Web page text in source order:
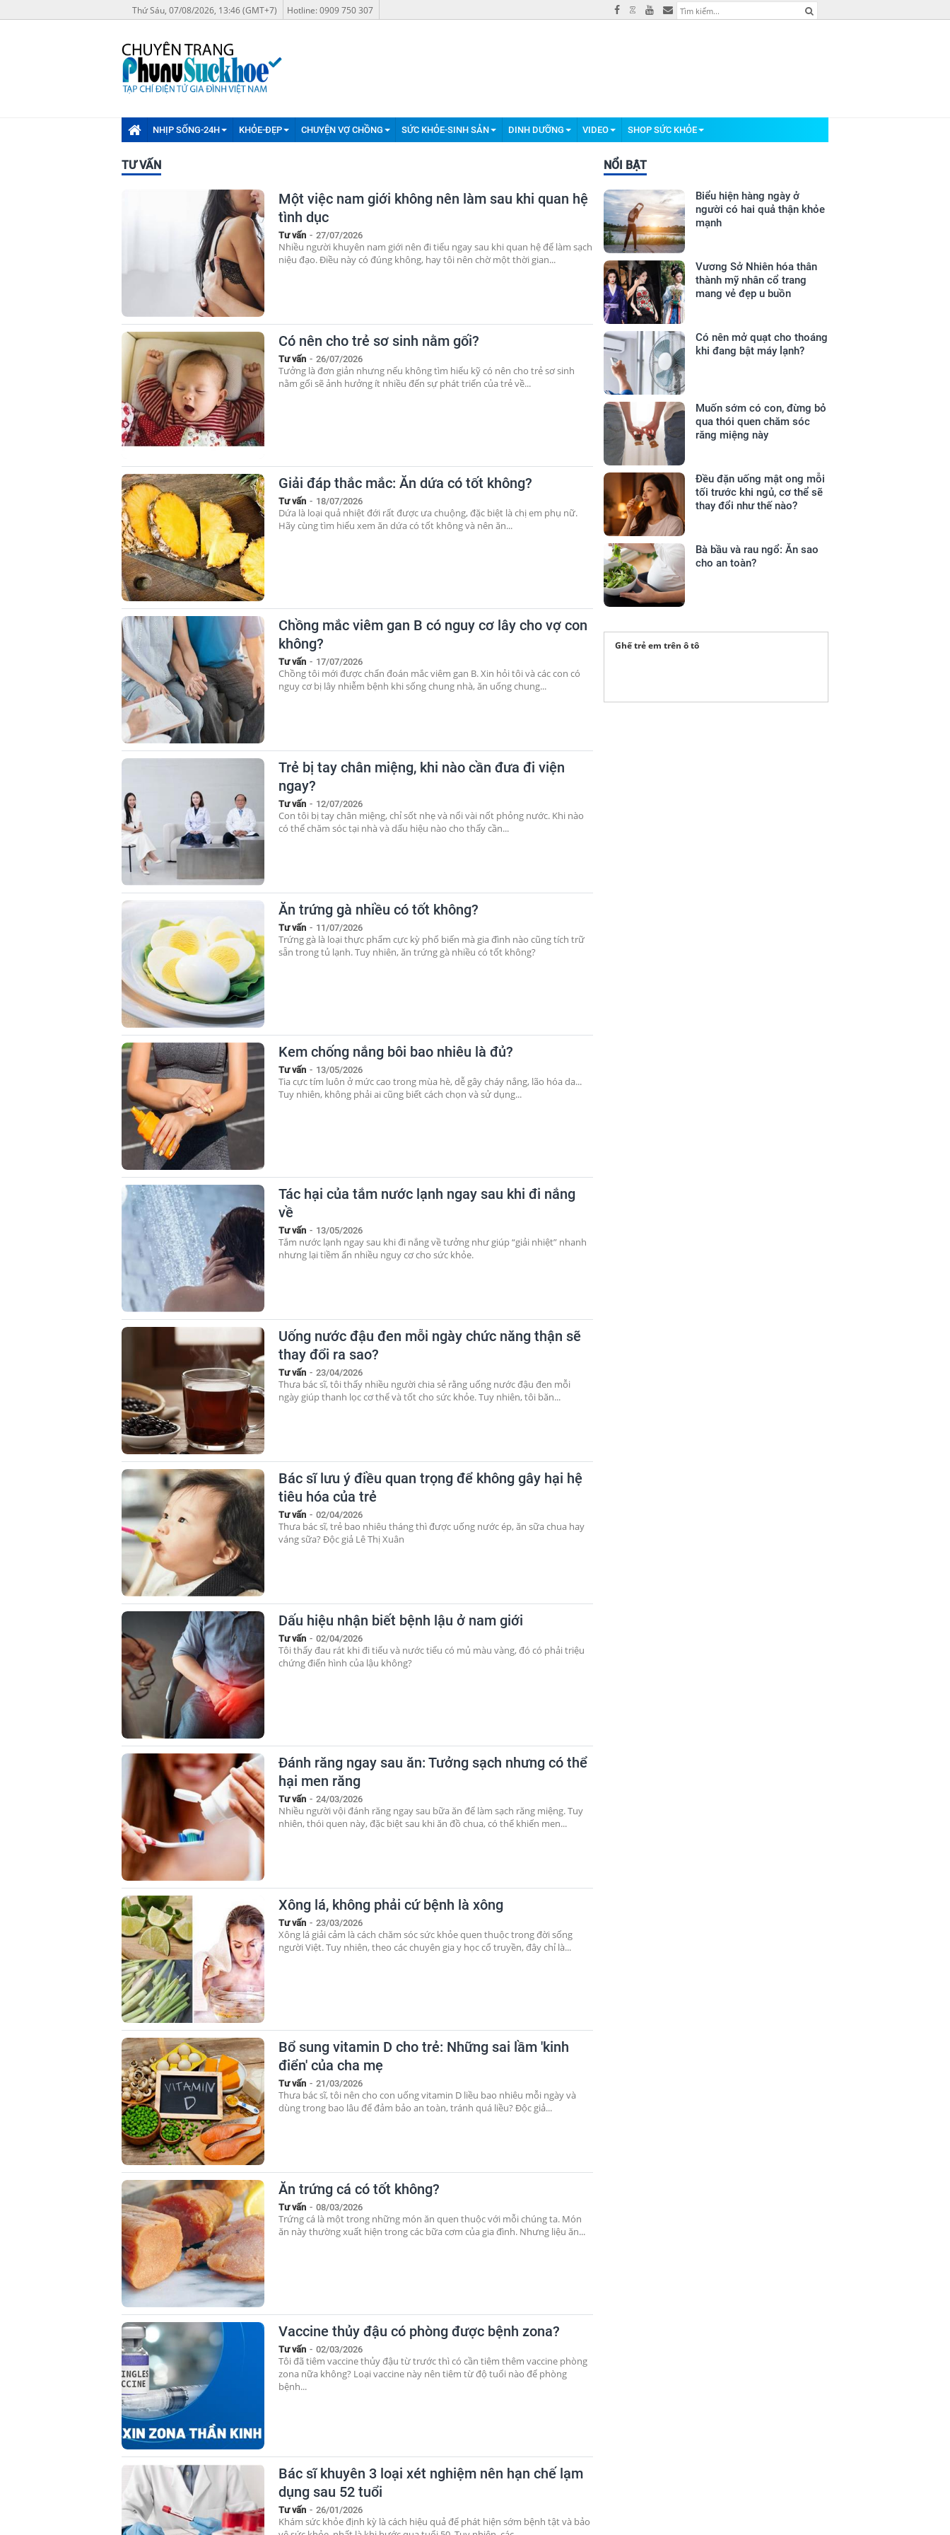
Thứ Sáu, 07/08/2026, 13:46 (GMT+7) Hotline: 0909 750 307
NHỊP SỐNG-24H KHỎE-ĐẸP CHUYỆN VỢ CHỒNG SỨC KHỎE-SINH SẢN DINH DƯỠNG VIDEO SHOP SỨC KHỎE
TƯ VẤN
Một việc nam giới không nên làm sau khi quan hệ
tình dục
Tư vấn - 27/07/2026
Nhiều người khuyên nam giới nên đi tiểu ngay sau khi quan hệ để làm sạch
niệu đạo. Điều này có đúng không, hay tôi nên chờ một thời gian...
Có nên cho trẻ sơ sinh nằm gối?
Tư vấn - 26/07/2026
Tưởng là đơn giản nhưng nếu không tìm hiểu kỹ có nên cho trẻ sơ sinh
nằm gối sẽ ảnh hưởng ít nhiều đến sự phát triển của trẻ về...
Giải đáp thắc mắc: Ăn dứa có tốt không?
Tư vấn - 18/07/2026
Dứa là loại quả nhiệt đới rất được ưa chuộng, đặc biệt là chị em phụ nữ.
Hãy cùng tìm hiểu xem ăn dứa có tốt không và nên ăn...
Chồng mắc viêm gan B có nguy cơ lây cho vợ con
không?
Tư vấn - 17/07/2026
Chồng tôi mới được chẩn đoán mắc viêm gan B. Xin hỏi tôi và các con có
nguy cơ bị lây nhiễm bệnh khi sống chung nhà, ăn uống chung...
Trẻ bị tay chân miệng, khi nào cần đưa đi viện
ngay?
Tư vấn - 12/07/2026
Con tôi bị tay chân miệng, chỉ sốt nhẹ và nổi vài nốt phỏng nước. Khi nào
có thể chăm sóc tại nhà và dấu hiệu nào cho thấy cần...
Ăn trứng gà nhiều có tốt không?
Tư vấn - 11/07/2026
Trứng gà là loại thực phẩm cực kỳ phổ biến mà gia đình nào cũng tích trữ
sẵn trong tủ lạnh. Tuy nhiên, ăn trứng gà nhiều có tốt không?
Kem chống nắng bôi bao nhiêu là đủ?
Tư vấn - 13/05/2026
Tia cực tím luôn ở mức cao trong mùa hè, dễ gây cháy nắng, lão hóa da...
Tuy nhiên, không phải ai cũng biết cách chọn và sử dụng...
Tác hại của tắm nước lạnh ngay sau khi đi nắng
về
Tư vấn - 13/05/2026
Tắm nước lạnh ngay sau khi đi nắng về tưởng như giúp “giải nhiệt” nhanh
nhưng lại tiềm ẩn nhiều nguy cơ cho sức khỏe.
Uống nước đậu đen mỗi ngày chức năng thận sẽ
thay đổi ra sao?
Tư vấn - 23/04/2026
Thưa bác sĩ, tôi thấy nhiều người chia sẻ rằng uống nước đậu đen mỗi
ngày giúp thanh lọc cơ thể và tốt cho sức khỏe. Tuy nhiên, tôi băn...
Bác sĩ lưu ý điều quan trọng để không gây hại hệ
tiêu hóa của trẻ
Tư vấn - 02/04/2026
Thưa bác sĩ, trẻ bao nhiêu tháng thì được uống nước ép, ăn sữa chua hay
váng sữa? Độc giả Lê Thị Xuân
Dấu hiệu nhận biết bệnh lậu ở nam giới
Tư vấn - 02/04/2026
Tôi thấy đau rát khi đi tiểu và nước tiểu có mủ màu vàng, đó có phải triệu
chứng điển hình của lậu không?
Đánh răng ngay sau ăn: Tưởng sạch nhưng có thể
hại men răng
Tư vấn - 24/03/2026
Nhiều người vội đánh răng ngay sau bữa ăn để làm sạch răng miệng. Tuy
nhiên, thói quen này, đặc biệt sau khi ăn đồ chua, có thể khiến men...
Xông lá, không phải cứ bệnh là xông
Tư vấn - 23/03/2026
Xông lá giải cảm là cách chăm sóc sức khỏe quen thuộc trong đời sống
người Việt. Tuy nhiên, theo các chuyên gia y học cổ truyền, đây chỉ là...
Bổ sung vitamin D cho trẻ: Những sai lầm 'kinh
điển' của cha mẹ
Tư vấn - 21/03/2026
Thưa bác sĩ, tôi nên cho con uống vitamin D liều bao nhiêu mỗi ngày và
dùng trong bao lâu để đảm bảo an toàn, tránh quá liều? Độc giả...
Ăn trứng cá có tốt không?
Tư vấn - 08/03/2026
Trứng cá là một trong những món ăn quen thuộc với mỗi chúng ta. Món
ăn này thường xuất hiện trong các bữa cơm của gia đình. Nhưng liệu ăn...
Vaccine thủy đậu có phòng được bệnh zona?
Tư vấn - 02/03/2026
Tôi đã tiêm vaccine thủy đậu từ trước thì có cần tiêm thêm vaccine phòng
zona nữa không? Loại vaccine này nên tiêm từ độ tuổi nào để phòng
bệnh...
Bác sĩ khuyên 3 loại xét nghiệm nên hạn chế lạm
dụng sau 52 tuổi
Tư vấn - 26/01/2026
Khám sức khỏe định kỳ là cách hiệu quả để phát hiện sớm bệnh tật và bảo
NỔI BẬT
Biểu hiện hàng ngày ở
người có hai quả thận khỏe
mạnh
Vương Sở Nhiên hóa thân
thành mỹ nhân cổ trang
mang vẻ đẹp u buồn
Có nên mở quạt cho thoáng
khi đang bật máy lạnh?
Muốn sớm có con, đừng bỏ
qua thói quen chăm sóc
răng miệng này
Đều đặn uống mật ong mỗi
tối trước khi ngủ, cơ thể sẽ
thay đổi như thế nào?
Bà bầu và rau ngổ: Ăn sao
cho an toàn?
Ghế trẻ em trên ô tô